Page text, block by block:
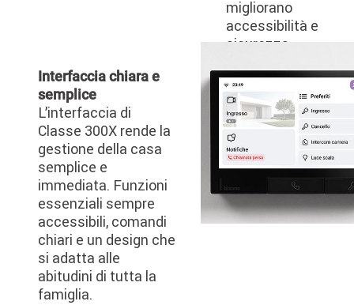
migliorano
accessibilità e
sicurezza.
Interfaccia chiara e
semplice
L’interfaccia di
Classe 300X rende la
gestione della casa
semplice e
immediata. Funzioni
essenziali sempre
accessibili, comandi
chiari e un design che
si adatta alle
abitudini di tutta la
famiglia.